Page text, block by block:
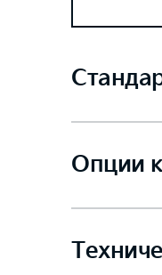
Опции